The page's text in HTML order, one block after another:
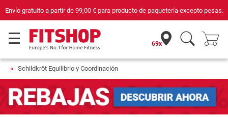
Envío gratuito a partir de 99,00 €para producto de paquetería excepto pesas.
69x
Schildkröt Equilibrio y Coordinación